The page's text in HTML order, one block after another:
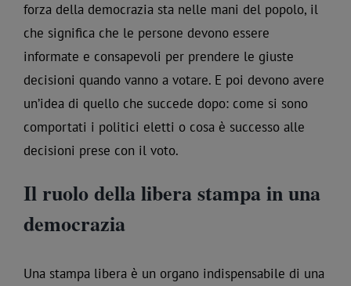
forza della democrazia sta nelle mani del popolo, il
che significa che le persone devono essere
informate e consapevoli per prendere le giuste
decisioni quando vanno a votare. E poi devono avere
un’idea di quello che succede dopo: come si sono
comportati i politici eletti o cosa è successo alle
decisioni prese con il voto.
Il ruolo della libera stampa in una
democrazia
Una stampa libera è un organo indispensabile di una